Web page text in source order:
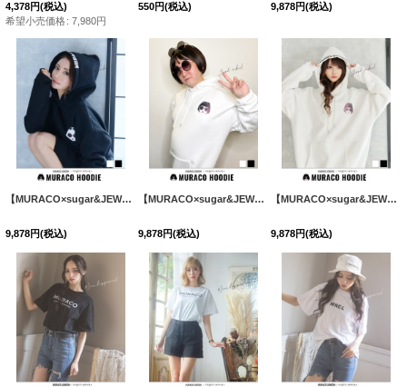
4,378円(税込)
希望小売価格: 7,980円
550円(税込) 9,878円(税込)
【MURACO×sugar&JEWELS】MURACOLONDON ムラココラボパーカー/フーディー/ トレーナー/シンプルロゴデザイン[HC02]
9,878円(税込)
【MURACO×sugar&JEWELS】MURACOLONDON ムラココラボパーカー/フーディー/ トレーナー/シンプルロゴデザイン[HC02]
9,878円(税込)
【MURACO×sugar&JEWELS】MURACOLONDON ムラココラボパーカー/フーディー/ トレーナー/シンプルロゴデザイン[HC02]
9,878円(税込)